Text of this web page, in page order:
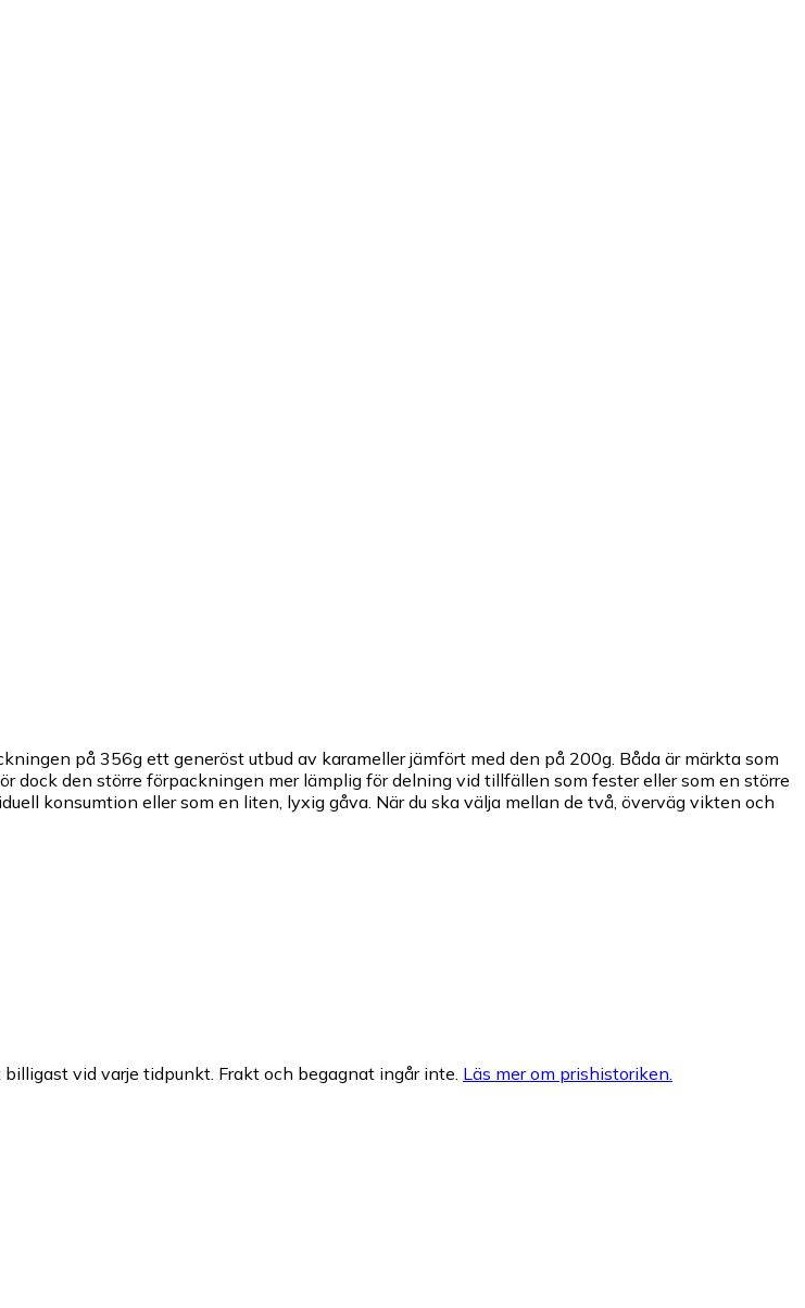
på 356g ett generöst utbud av karameller jämfört med den på 200g. Båda är märkta som
dock den större förpackningen mer lämplig för delning vid tillfällen som fester eller som en större
konsumtion eller som en liten, lyxig gåva. När du ska välja mellan de två, överväg vikten och
vid varje tidpunkt. Frakt och begagnat ingår inte. Läs mer om prishistoriken.